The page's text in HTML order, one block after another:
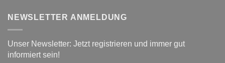
NEWSLETTER ANMELDUNG
Unser Newsletter: Jetzt registrieren und immer gut
informiert sein!